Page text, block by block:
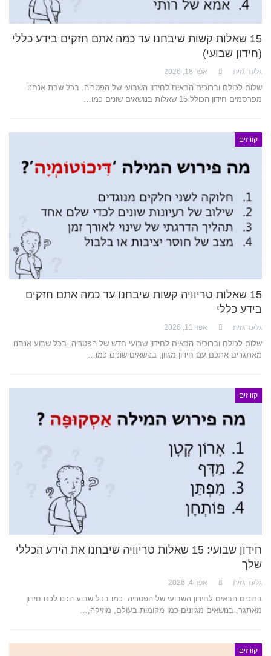
15 שאלות קשות שיבחנו עד כמה אתם חזקים בידע כללי
(חידון שבועי)
גלעד גזית אפר 18, 2026
שלום לכולם וברוכים הבאים לחידון השבועי של הפטריה. בכל שבת אנחנו
מפרסמים חידון הכולל 15 שאלות בנושאים שונים כמו…
קוויזים
15 שאלות טריוויה קשות שיבחנו עד כמה אתם חזקים
בידע כללי
גלעד גזית אפר 11, 2026
שלום לכולם וברוכים הבאים לחידון שבועי חדש של הפטריה. בכל שבוע אנחנו
מאתגרים אתכם עם חידון מגוון, בנושאים שונים כמו…
קוויזים
חידון שבועי: 15 שאלות טריוויה שיבחנו את הידע הכללי
שלך
גלעד גזית אפר 4, 2026
ברוכים הבאים לחידון השבועי של הפטריה. כמו בכל שבוע הכנו לכם חידון
מאתגר, בנושאים מגוונים כמו מקומות בעולם, מוזיקה,…
קוויזים